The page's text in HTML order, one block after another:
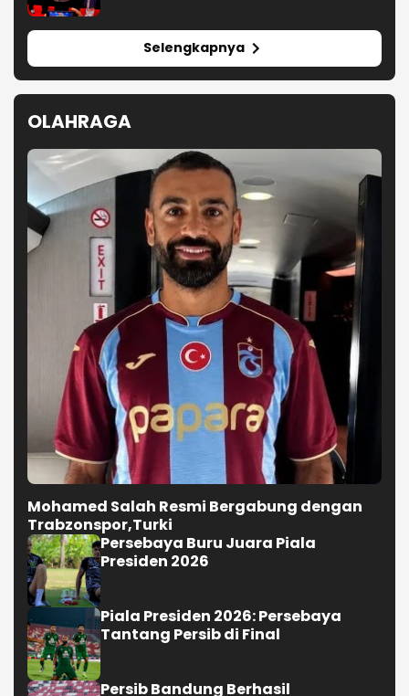
Selengkapnya
OLAHRAGA
Mohamed Salah Resmi Bergabung dengan
Trabzonspor,Turki
Persebaya Buru Juara Piala
Presiden 2026
Piala Presiden 2026: Persebaya
Tantang Persib di Final
Persib Bandung Berhasil